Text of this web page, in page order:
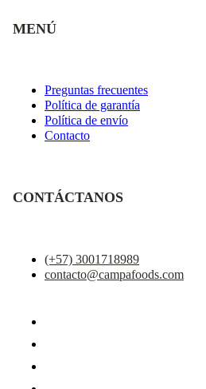
MENÚ
Preguntas frecuentes
Política de garantía
Política de envío
Contacto
CONTÁCTANOS
(+57) 3001718989
contacto@campafoods.com